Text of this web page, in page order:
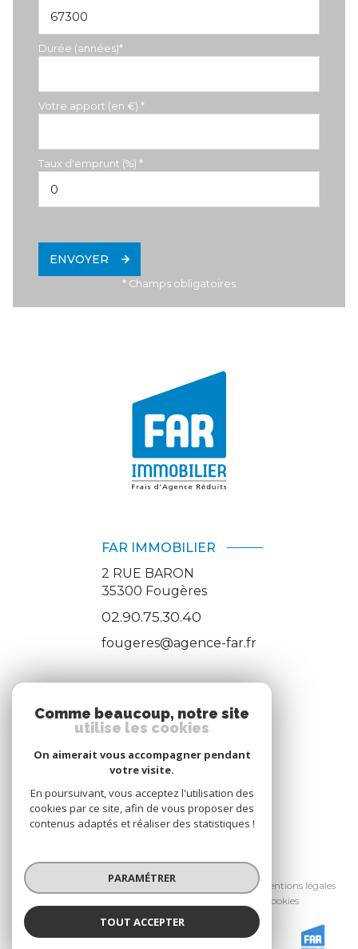
Durée (années)*
Votre apport (en €) *
Taux d'emprunt (%) *
ENVOYER
* Champs obligatoires
FAR IMMOBILIER
FAR IMMOBILIER
2 RUE BARON
35300 Fougères
02.90.75.30.40
fougeres@agence-far.fr
ADHÉRENTS
Nous adhérons
© 2026 | Tous droits réservés
Nos honoraires
Nos partenaires
Mentions légales
Cookies
Réalisé par :
Comme beaucoup, notre site
utilise les cookies
On aimerait vous accompagner pendant
votre visite.
En poursuivant, vous acceptez l'utilisation des
cookies par ce site, afin de vous proposer des
contenus adaptés et réaliser des statistiques !
PARAMÉTRER
TOUT ACCEPTER